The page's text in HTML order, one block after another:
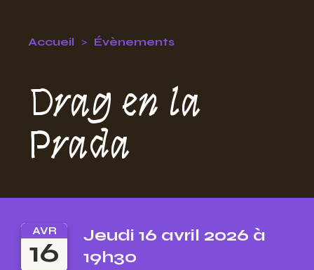
Accueil Évènements
Drag en la
Prada
AVR
16
Jeudi 16 avril 2026 à
19h30